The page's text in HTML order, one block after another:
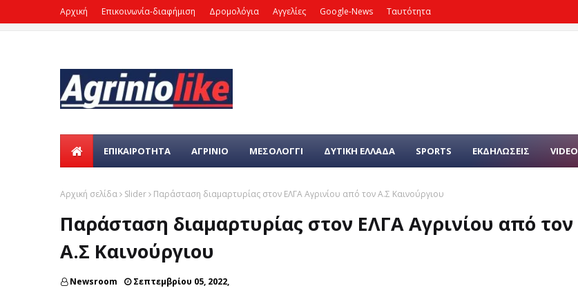
Αρχική Επικοινωνία-διαφήμιση Δρομολόγια Αγγελίες Google-News Ταυτότητα
ΕΠΙΚΑΙΡΌΤΗΤΑ ΑΓΡΙΝΙΟ ΜΕΣΟΛΟΓΓΙ ΔΥΤΙΚΗ ΕΛΛΑΔΑ SPORTS ΕΚΔΗΛΩΣΕΙΣ VIDEO
Αρχική σελίδα Slider Παράσταση διαμαρτυρίας στον ΕΛΓΑ Αγρινίου από τον Α.Σ Καινούργιου
Παράσταση διαμαρτυρίας στον ΕΛΓΑ Αγρινίου από τον
Α.Σ Καινούργιου
Newsroom Σεπτεμβρίου 05, 2022,